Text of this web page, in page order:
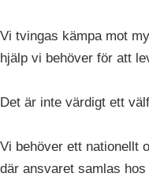
Vi tvingas kämpa mot
hjälp vi behöver för att
Det är inte värdigt ett
Vi behöver ett nationellt
där ansvaret samlas